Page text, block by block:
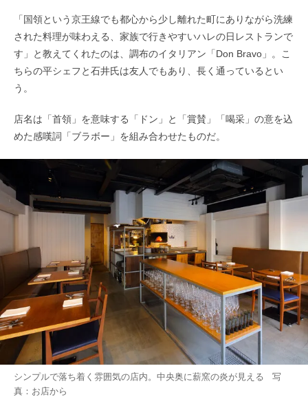
「国領という京王線でも都心から少し離れた町にありながら洗練
された料理が味わえる、家族で行きやすいハレの日レストランで
す」と教えてくれたのは、調布のイタリアン「Don Bravo」。こ
ちらの平シェフと石井氏は友人でもあり、長く通っているとい
う。
店名は「首領」を意味する「ドン」と「賞賛」「喝采」の意を込
めた感嘆詞「ブラボー」を組み合わせたものだ。
シンプルで落ち着く雰囲気の店内。中央奥に薪窯の炎が見える 写
真：お店から